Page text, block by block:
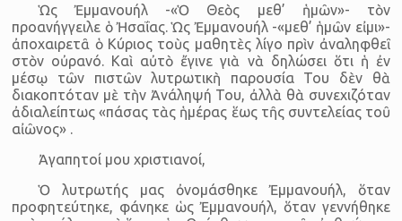
Ὡς Ἐμμανουήλ -«Ὁ Θεὸς μεθ’ ἡμῶν»- τὸν
προανήγγειλε ὁ Ἠσαΐας. Ὡς Ἐμμανουήλ -«μεθ’ ἡμῶν εἰμι»-
ἀποχαιρετᾶ ὁ Κύριος τοὺς μαθητὲς λίγο πρὶν ἀναληφθεῖ
στὸν οὐρανό. Καὶ αὐτὸ ἔγινε γιὰ νὰ δηλώσει ὅτι ἡ ἐν
μέσῳ τῶν πιστῶν λυτρωτικὴ παρουσία Του δὲν θὰ
διακοπτόταν μὲ τὴν Ἀνάληψή Του, ἀλλὰ θὰ συνεχιζόταν
ἀδιαλείπτως «πάσας τὰς ἡμέρας ἕως τῆς συντελείας τοῦ
αἰῶνος» .
Ἀγαπητοί μου χριστιανοί,
Ὁ λυτρωτής μας ὀνομάσθηκε Ἐμμανουήλ, ὅταν
προφητεύτηκε, φάνηκε ὡς Ἐμμανουήλ, ὅταν γεννήθηκε